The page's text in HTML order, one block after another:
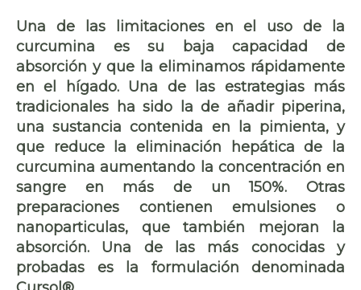
Una de las limitaciones en el uso de la
curcumina es su baja capacidad de
absorción y que la eliminamos rápidamente
en el hígado. Una de las estrategias más
tradicionales ha sido la de añadir piperina,
una sustancia contenida en la pimienta, y
que reduce la eliminación hepática de la
curcumina aumentando la concentración en
sangre en más de un 150%. Otras
preparaciones contienen emulsiones o
nanoparticulas, que también mejoran la
absorción. Una de las más conocidas y
probadas es la formulación denominada